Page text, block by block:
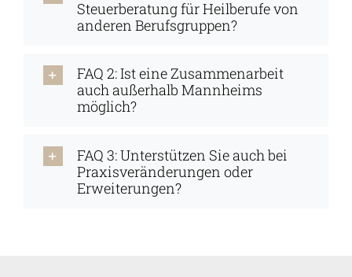
Steuerberatung für Heilberufe von
anderen Berufsgruppen?
FAQ 2: Ist eine Zusammenarbeit
auch außerhalb Mannheims
möglich?
FAQ 3: Unterstützen Sie auch bei
Praxisveränderungen oder
Erweiterungen?